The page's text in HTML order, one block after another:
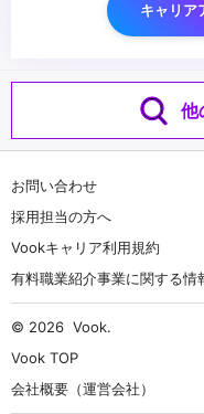
キャリア
他
お問い合わせ
採用担当の方へ
Vookキャリア利用規約
有料職業紹介事業に関する情
© 2026 Vook.
Vook TOP
会社概要（運営会社）